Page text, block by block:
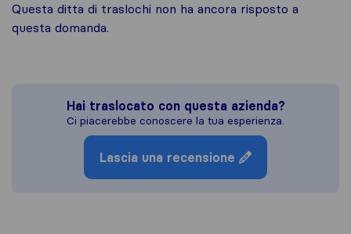
Questa ditta di traslochi non ha ancora risposto a
questa domanda.
Hai traslocato con questa azienda?
Ci piacerebbe conoscere la tua esperienza.
Lascia una recensione